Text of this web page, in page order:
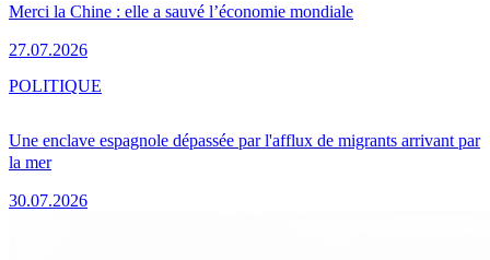
Merci la Chine : elle a sauvé l’économie mondiale
27.07.2026
Une enclave espagnole dépassée par l'afflux de migrants arrivant par
la mer
30.07.2026
POLITIQUE